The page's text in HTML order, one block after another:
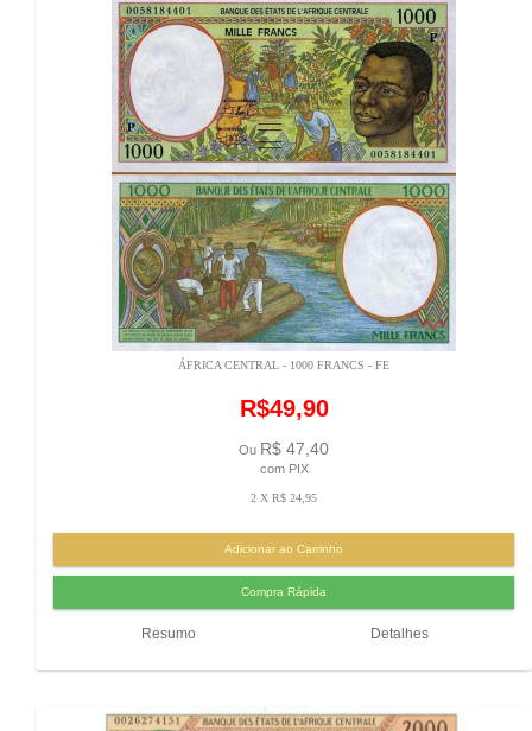
ÁFRICA CENTRAL - 1000 FRANCS - FE
R$49,90
Ou R$ 47,40
com PIX
2 X R$ 24,95
Resumo Detalhes